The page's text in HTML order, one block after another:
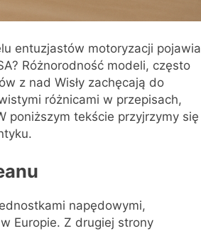
entuzjastów motoryzacji pojawia
Różnorodność modeli, często
z nad Wisły zachęcają do
różnicami w przepisach,
poniższym tekście przyjrzymy się
napędowymi,
Europie. Z drugiej strony